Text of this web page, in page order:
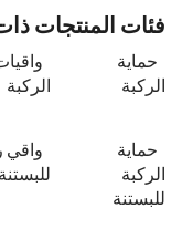
فئات المنتجات
حماية
الركبة
الركبة
حماية
الركبة
للبستنة
واقي
للبستنة